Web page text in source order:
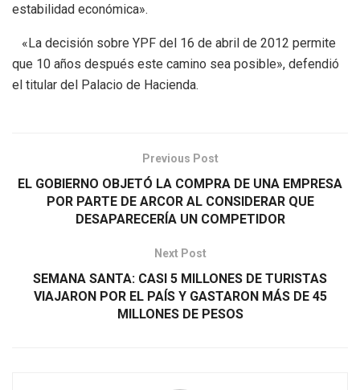
estabilidad económica».
«La decisión sobre YPF del 16 de abril de 2012 permite
que 10 años después este camino sea posible», defendió
el titular del Palacio de Hacienda.
Previous Post
EL GOBIERNO OBJETÓ LA COMPRA DE UNA EMPRESA
POR PARTE DE ARCOR AL CONSIDERAR QUE
DESAPARECERÍA UN COMPETIDOR
Next Post
SEMANA SANTA: CASI 5 MILLONES DE TURISTAS
VIAJARON POR EL PAÍS Y GASTARON MÁS DE 45
MILLONES DE PESOS